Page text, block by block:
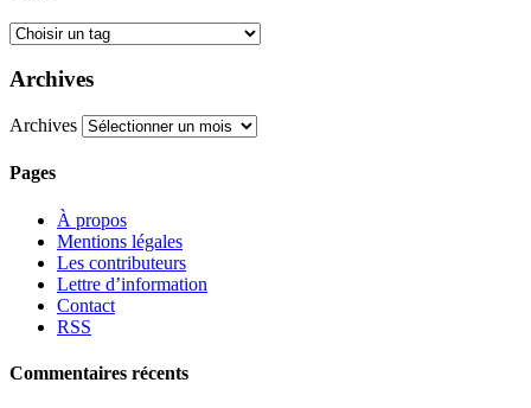
Archives
Archives
Pages
À propos
Mentions légales
Les contributeurs
Lettre d’information
Contact
RSS
Commentaires récents